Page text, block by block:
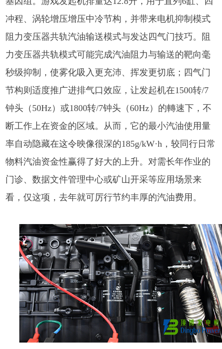
冲程、涡轮增压增压中冷节构，并带来电机抑制模式
阻力变压器共轨汽油输送模式与发达四气门技巧。阻
力变压器共轨模式可能完成汽油阻力与输送的靶向毫
秒级抑制，使雾化吸入更充沛、挥发更切底；四气门
节构则适度推广进排气口效应，让发起机在1500转/7
钟头（50Hz）或1800转/7钟头（60Hz）的轉速下，不
断工作上在资金的区域。从而，它的最小汽油使用量
率自动隐藏在这令映像很深的185g/kW·h，较同行日常
物料汽油资金性赢得了好大的上升。对需长年作业的
门诊、数据文件管理中心或矿山开采等应用场景来
看，仅这项，去年就可厉行节约丰厚的汽油费用。